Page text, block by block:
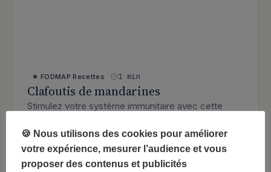
FODMAP Recettes 1 min
Clafoutis de mandarines
Stimulez votre système immunitaire avec cette
est pauvre en FODMAP…
Lire l’article: Clafoutis de mandarines
🍪 Nous utilisons des cookies pour améliorer
votre expérience, mesurer l’audience et vous
proposer des contenus et publicités